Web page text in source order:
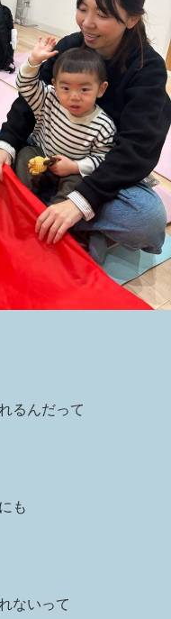
るんだって
も
ないって